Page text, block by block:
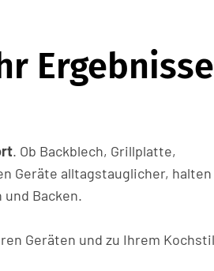
. Ob Backblech, Grillplatte,
Geräte alltagstauglicher, halten
Backen.
Geräten und zu Ihrem Kochstil